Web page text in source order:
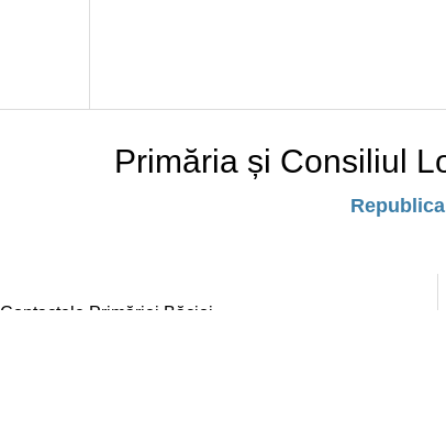
Primăria și Consiliul
Contactele Primăriei Băcioi